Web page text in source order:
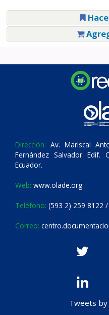
Dirección: Av. Mariscal
Fernández Salvador
Ecuador.
Web: www.olade.org
Teléfono: (593 2) 259 8122
Correo:
Tweets by